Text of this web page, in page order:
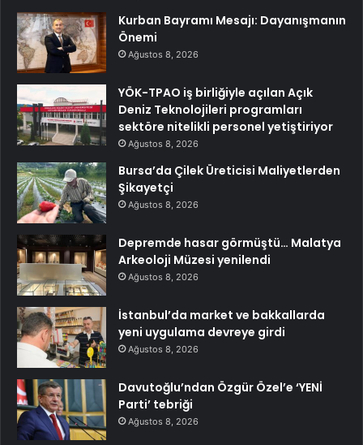
Kurban Bayramı Mesajı: Dayanışmanın
Önemi
Ağustos 8, 2026
YÖK-TPAO iş birliğiyle açılan Açık
Deniz Teknolojileri programları
sektöre nitelikli personel yetiştiriyor
Ağustos 8, 2026
Bursa’da Çilek Üreticisi Maliyetlerden
Şikayetçi
Ağustos 8, 2026
Depremde hasar görmüştü… Malatya
Arkeoloji Müzesi yenilendi
Ağustos 8, 2026
İstanbul’da market ve bakkallarda
yeni uygulama devreye girdi
Ağustos 8, 2026
Davutoğlu’ndan Özgür Özel’e ‘YENİ
Parti’ tebriği
Ağustos 8, 2026